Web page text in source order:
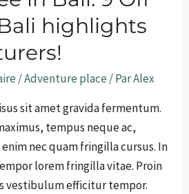
highlights
/Adventure place / ParAlex
sit amet gravida fermentum.
tempus neque ac,
nec quam fringilla cursus. In
lorem fringilla vitae. Proin
vestibulum efficitur tempor.